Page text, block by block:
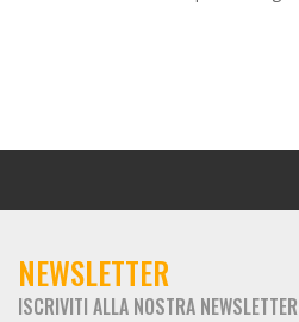
NEWSLETTER
ISCRIVITI ALLA NOSTRA NEWSLETTER